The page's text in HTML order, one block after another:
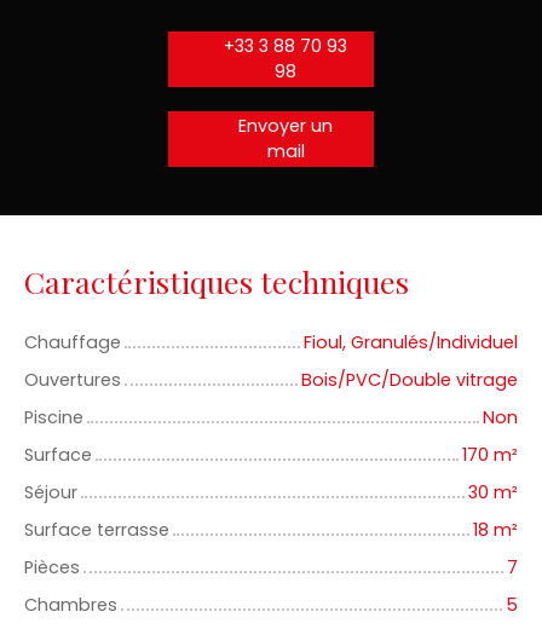
+33 3 88 70 93
98
Envoyer un
mail
Caractéristiques techniques
Chauffage
Fioul, Granulés/Individuel
Ouvertures
Bois/PVC/Double vitrage
Piscine
Non
Surface
170 m²
Séjour
30 m²
Surface terrasse
18 m²
Pièces
7
Chambres
5